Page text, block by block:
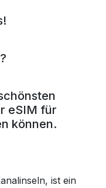
eSIM für
können.
ist ein